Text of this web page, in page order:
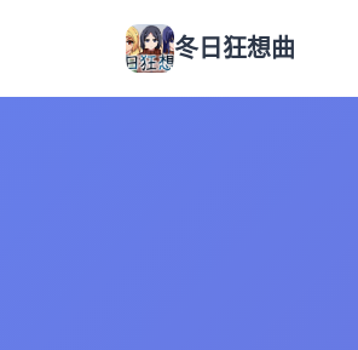
冬日狂想曲